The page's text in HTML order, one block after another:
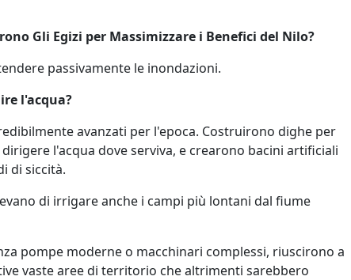
Gli Egizi per Massimizzare i Benefici del Nilo?
passivamente le inondazioni.
l'acqua?
avanzati per l'epoca. Costruirono dighe per
l'acqua dove serviva, e crearono bacini artificiali
di siccità.
di irrigare anche i campi più lontani dal fiume
pompe moderne o macchinari complessi, riuscirono a
vaste aree di territorio che altrimenti sarebbero